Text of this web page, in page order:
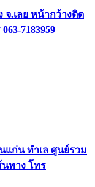
จ.เลย หน้ากว้างติด
7183959
แก่น ทำเล ศูนย์รวม
นทาง โทร